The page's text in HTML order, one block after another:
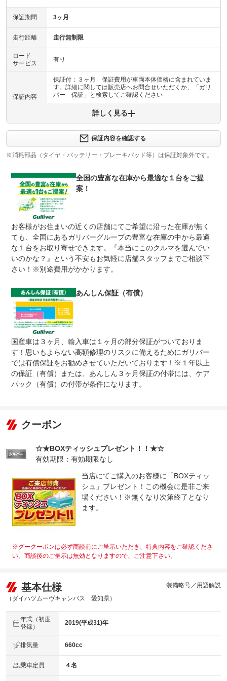
保証期間 3ヶ月
走行距離 走行無制限
ロード
サービス
有り
保証内容
保証付：３ヶ月 保証費用が車両本体価格に含まれていま
す。詳細に関しては販売店へお問合せいただくか、「ガリ
バー 保証」と検索してご確認ください
保証内容について問い合わせる
保証項目
計11項目
１エンジン機構 ２動力伝達機構 ３ブレーキ機構 ４ス
テアリング機構 ５前後アクスル機構 ６電子制御機構
７エアコン機構 ８車外装備品 ９車内装備品 １０乗員
修理回数 無制限
上限金額
車両本体価格
●期間内の修理回数に制限はありませんが、累積上限金額
は車両価格の５０％が上限です●対象部品の詳細は、別途
免責金
無し
●１年間までのプランには免責金はございません。●長期有
料プランを選択された方は、２年目以降の修理１回に対し
て、１万円の免責金を申し受けます。●詳しくはスタッフ
までお問い合わせください。
保証修理
受付先
お近くのガリバー店舗または修理工場のご案内をいたしま
すので、お気軽にお申し付けください。
法定整備
整備付 法定12ヶ月または法定24ヶ月点検整備付
※車検なし・車検整備付の場合は法定24ヶ月点検整備付
※商用車は6ヶ月または12ヶ月点検整備付
法定整備
について
法定整備付法定１２ヶ月点検整備付※商用車は６ヶ月点検
整備付法定２４ヶ月点検整備付※商用車は１２ヶ月点検整
備付
詳しく見る
保証内容を確認する
※消耗部品（タイヤ・バッテリー・ブレーキパッド等）は保証対象外です。
全国の豊富な在庫から最適な１台をご提
案！
お客様がお住まいの近くの店舗にてご希望に沿った在庫が無く
ても、全国にあるガリバーグループの豊富な在庫の中から最適
な１台をお取り寄せできます。『本当にこのクルマを選んでい
いのかな？』という不安もお気軽に店舗スタッフまでご相談下
さい！※別途費用がかかります。
あんしん保証（有償）
国産車は３ヶ月、輸入車は１ヶ月の部分保証がついておりま
す！思いもよらない高額修理のリスクに備えるためにガリバー
では有償保証をお勧めさせていただいております！※１年以上
の保証（有償）または、あんしん３ヶ月保証の付帯には、ケア
パック（有償）の付帯が条件になります。
クーポン
☆★BOXティッシュプレゼント！！★☆
有効期限：有効期限なし
当店にてご購入のお客様に「BOXティッ
シュ」プレゼント！この機会に是非ご来
場ください！※無くなり次第終了となり
ます。
※グークーポンは必ず商談前にご呈示いただき、特典内容をご確認くださ
い。商談後のご呈示は無効となりますので、ご注意下さい。
基本仕様
（ダイハツムーヴキャンバス 愛知県）
装備略号／用語解説
年式（初度
登録）
2019(平成31)年
排気量 660cc
乗車定員 ４名